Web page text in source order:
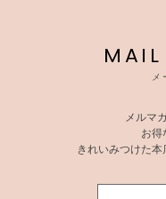
メ
メルマ
お得
きれいみつけた本